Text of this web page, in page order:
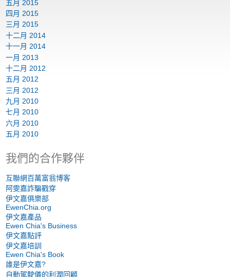
五月 2015
四月 2015
三月 2015
十二月 2014
十一月 2014
一月 2013
十二月 2012
五月 2012
三月 2012
九月 2010
七月 2010
六月 2010
五月 2010
我們的合作夥伴
互聯網百萬富翁博客
阿雯嘉詐騙戳穿
伊文嘉俱樂部
EwenChia.org
伊文嘉產品
Ewen Chia's Business
伊文嘉點評
伊文嘉培訓
Ewen Chia's Book
誰是伊文嘉?
自動駕駛儀的利潤回顧